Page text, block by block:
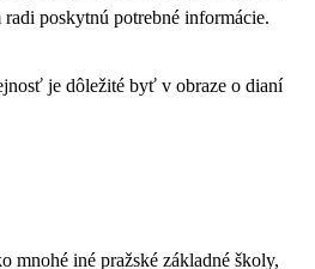
poskytnú potrebné informácie.
je dôležité byť v obraze o dianí
mnohé iné pražské základné školy,